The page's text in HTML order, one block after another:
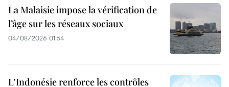
La Malaisie impose la vérification de
l’âge sur les réseaux sociaux
04/08/2026 01:54
L'Indonésie renforce les contrôles